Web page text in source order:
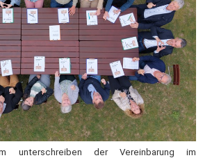
unterschreiben der Vereinbarung im